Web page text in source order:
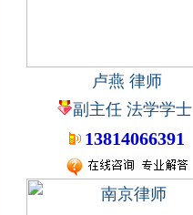
卢燕 律师
副主任 法学学士
13814066391